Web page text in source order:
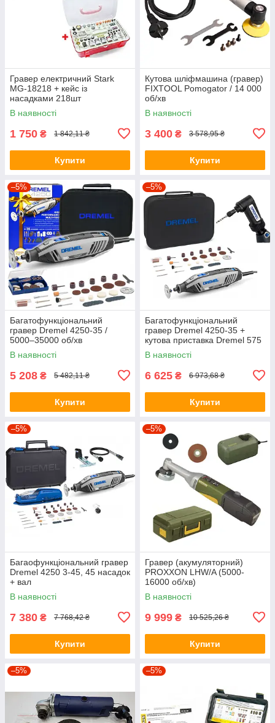
Гравер електричний Stark
MG-18218 + кейс із
насадками 218шт
В наявності
1 750 ₴ 1 842,11 ₴
Купити
Кутова шліфмашина (гравер)
FIXTOOL Pomogator / 14 000
об/хв
В наявності
3 400 ₴ 3 578,95 ₴
Купити
–5%
Багатофункціональний
гравер Dremel 4250-35 /
5000–35000 об/хв
В наявності
5 208 ₴ 5 482,11 ₴
Купити
–5%
Багатофункціональний
гравер Dremel 4250-35 +
кутова приставка Dremel 575
В наявності
6 625 ₴ 6 973,68 ₴
Купити
–5%
Багаофункціональний гравер
Dremel 4250 3-45, 45 насадок
+ вал
В наявності
7 380 ₴ 7 768,42 ₴
Купити
–5%
Гравер (акумуляторний)
PROXXON LHW/A (5000-
16000 об/хв)
В наявності
9 999 ₴ 10 525,26 ₴
Купити
–5% –5%